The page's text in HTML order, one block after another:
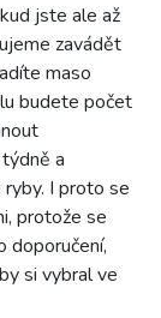
jste ale až
zavádět
maso
budete počet
a
I proto se
protože se
doporučení,
si vybral ve